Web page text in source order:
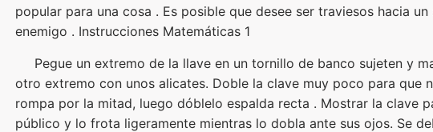
popular para una cosa . Es posible que desee ser traviesos hacia un
enemigo . Instrucciones Matemáticas 1
Pegue un extremo de la llave en un tornillo de banco sujeten y
otro extremo con unos alicates. Doble la clave muy poco para que
rompa por la mitad, luego dóblelo espalda recta . Mostrar la clave
público y lo frota ligeramente mientras lo dobla ante sus ojos. Se